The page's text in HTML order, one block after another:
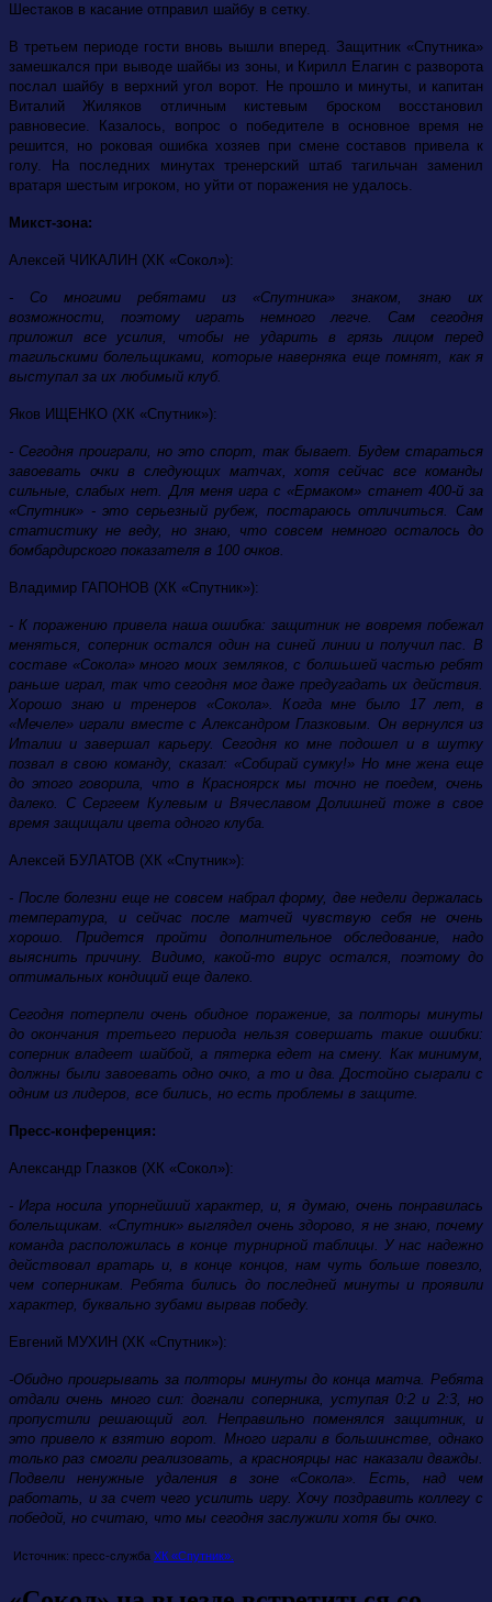
Шестаков в касание отправил шайбу в сетку.
В третьем периоде гости вновь вышли вперед. Защитник «Спутника»
замешкался при выводе шайбы из зоны, и Кирилл Елагин с разворота
послал шайбу в верхний угол ворот. Не прошло и минуты, и капитан
Виталий Жиляков отличным кистевым броском восстановил
равновесие. Казалось, вопрос о победителе в основное время не
решится, но роковая ошибка хозяев при смене составов привела к
голу. На последних минутах тренерский штаб тагильчан заменил
вратаря шестым игроком, но уйти от поражения не удалось.
Микст-зона:
Алексей ЧИКАЛИН (ХК «Сокол»):
- Со многими ребятами из «Спутника» знаком, знаю их
возможности, поэтому играть немного легче. Сам сегодня
приложил все усилия, чтобы не ударить в грязь лицом перед
тагильскими болельщиками, которые наверняка еще помнят, как я
выступал за их любимый клуб.
Яков ИЩЕНКО (ХК «Спутник»):
- Сегодня проиграли, но это спорт, так бывает. Будем стараться
завоевать очки в следующих матчах, хотя сейчас все команды
сильные, слабых нет. Для меня игра с «Ермаком» станет 400-й за
«Спутник» - это серьезный рубеж, постараюсь отличиться. Сам
статистику не веду, но знаю, что совсем немного осталось до
бомбардирского показателя в 100 очков.
Владимир ГАПОНОВ (ХК «Спутник»):
- К поражению привела наша ошибка: защитник не вовремя побежал
меняться, соперник остался один на синей линии и получил пас. В
составе «Сокола» много моих земляков, с болшьшей частью ребят
раньше играл, так что сегодня мог даже предугадать их действия.
Хорошо знаю и тренеров «Сокола». Когда мне было 17 лет, в
«Мечеле» играли вместе с Александром Глазковым. Он вернулся из
Италии и завершал карьеру. Сегодня ко мне подошел и в шутку
позвал в свою команду, сказал: «Собирай сумку!» Но мне жена еще
до этого говорила, что в Красноярск мы точно не поедем, очень
далеко. С Сергеем Кулевым и Вячеславом Долишней тоже в свое
время защищали цвета одного клуба.
Алексей БУЛАТОВ (ХК «Спутник»):
- После болезни еще не совсем набрал форму, две недели держалась
температура, и сейчас после матчей чувствую себя не очень
хорошо. Придется пройти дополнительное обследование, надо
выяснить причину. Видимо, какой-то вирус остался, поэтому до
оптимальных кондиций еще далеко.
Сегодня потерпели очень обидное поражение, за полторы минуты
до окончания третьего периода нельзя совершать такие ошибки:
соперник владеет шайбой, а пятерка едет на смену. Как минимум,
должны были завоевать одно очко, а то и два. Достойно сыграли с
одним из лидеров, все бились, но есть проблемы в защите.
Пресс-конференция:
Александр Глазков (ХК «Сокол»):
- Игра носила упорнейший характер, и, я думаю, очень понравилась
болельщикам. «Спутник» выглядел очень здорово, я не знаю, почему
команда расположилась в конце турнирной таблицы. У нас надежно
действовал вратарь и, в конце концов, нам чуть больше повезло,
чем соперникам. Ребята бились до последней минуты и проявили
характер, буквально зубами вырвав победу.
Евгений МУХИН (ХК «Спутник»):
-Обидно проигрывать за полторы минуты до конца матча. Ребята
отдали очень много сил: догнали соперника, уступая 0:2 и 2:3, но
пропустили решающий гол. Неправильно поменялся защитник, и
это привело к взятию ворот. Много играли в большинстве, однако
только раз смогли реализовать, а красноярцы нас наказали дважды.
Подвели ненужные удаления в зоне «Сокола». Есть, над чем
работать, и за счет чего усилить игру. Хочу поздравить коллегу с
победой, но считаю, что мы сегодня заслужили хотя бы очко.
Источник: пресс-служба ХК «Спутник».